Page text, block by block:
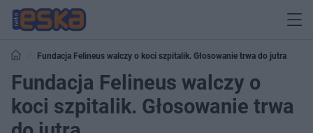
Fundacja Felineus walczy o koci szpitalik. Głosowanie trwa do jutra
Fundacja Felineus walczy o
koci szpitalik. Głosowanie trwa